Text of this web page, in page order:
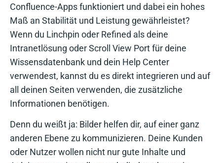
Confluence-Apps funktioniert und dabei ein hohes
Maß an Stabilität und Leistung gewährleistet?
Wenn du Linchpin oder Refined als deine
Intranetlösung oder Scroll View Port für deine
Wissensdatenbank und dein Help Center
verwendest, kannst du es direkt integrieren und auf
all deinen Seiten verwenden, die zusätzliche
Informationen benötigen.
Denn du weißt ja: Bilder helfen dir, auf einer ganz
anderen Ebene zu kommunizieren. Deine Kunden
oder Nutzer wollen nicht nur gute Inhalte und